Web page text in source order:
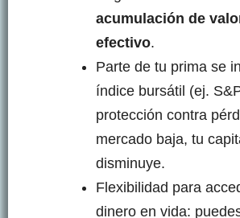
acumulación de
efectivo.
Parte de tu prima se
índice bursátil (ej.
protección contra
mercado baja, tu
disminuye.
Flexibilidad para
dinero en vida: